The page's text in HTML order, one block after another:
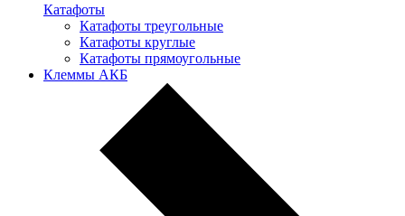
Катафоты
Катафоты треугольные
Катафоты круглые
Катафоты прямоугольные
Клеммы АКБ